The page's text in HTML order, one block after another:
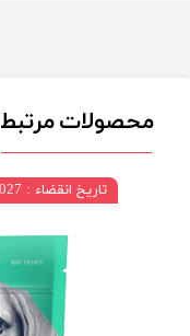
محصولات مرتبط
تاریخ انقضاء : 06/2027